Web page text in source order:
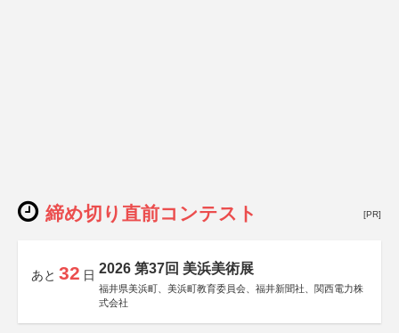
締め切り直前コンテスト [PR]
あと 32 日 2026 第37回 美浜美術展
福井県美浜町、美浜町教育委員会、福井新聞社、関西電力株
式会社